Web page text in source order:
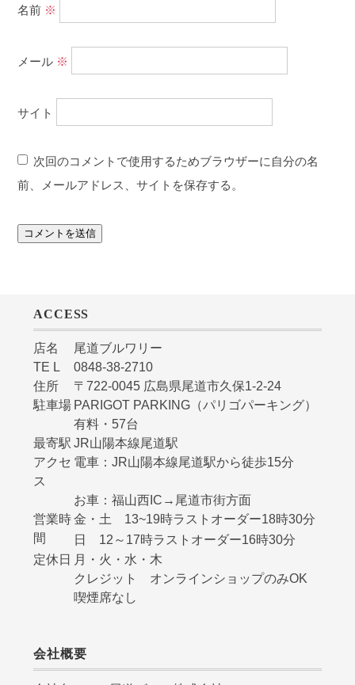
名前 ※
メール ※
サイト
次回のコメントで使用するためブラウザーに自分の名
前、メールアドレス、サイトを保存する。
ACCESS
店名
尾道ブルワリー
TE L
0848-38-2710
住所
〒722-0045 広島県尾道市久保1-2-24
駐車場 PARIGOT PARKING（パリゴパーキング）
有料・57台
最寄駅 JR山陽本線尾道駅
アクセ
ス
電車：JR山陽本線尾道駅から徒歩15分
お車：福山西IC→尾道市街方面
営業時
間
金・土 13~19時ラストオーダー18時30分
日 12～17時ラストオーダー16時30分
定休日 月・火・水・木
クレジット オンラインショップのみOK
喫煙席なし
会社概要